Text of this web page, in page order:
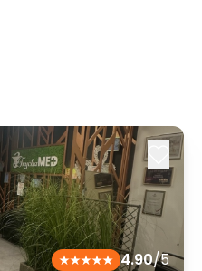
4.90/5